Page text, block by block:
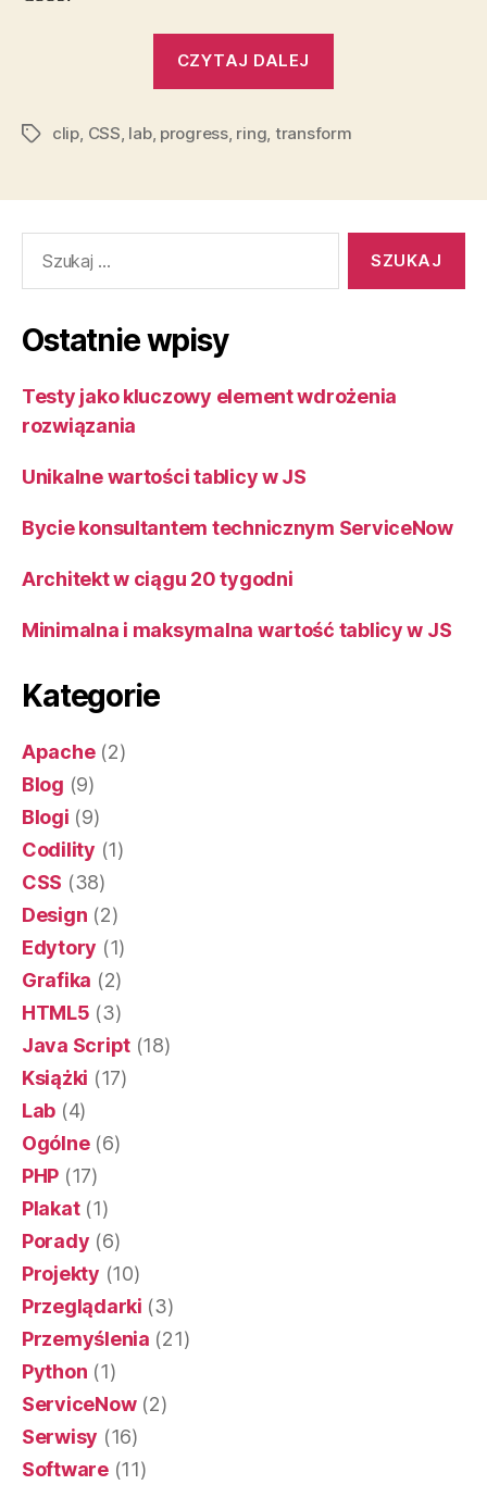
CZYTAJ DALEJ
postępu
Progress
Tagiclip CSS lab, progress, ring transform
Ostatnie wpisy
Testy jako kluczowy element wdrożenia
rozwiązania
Unikalne wartości tablicy w JS
Bycie konsultantem technicznym ServiceNow
Architekt w ciągu 20 tygodni
Minimalna i maksymalna wartość tablicy w JS
Kategorie
Apache(2)
Blog (9)
Blogi (9)
Codility (1)
CSS (38)
Design (2)
Edytory (1)
Grafika (2)
HTML5 (3)
Java Script (18)
Książki (17)
Lab (4)
Ogólne(6)
PHP (17)
Plakat(1)
Porady (6)
Projekty (10)
Przeglądarki (3)
Przemyślenia (21)
Python (1)
ServiceNow(2)
Serwisy (16)
Software(11)